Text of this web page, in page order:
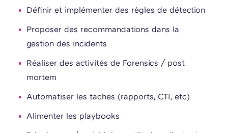
Définir et implémenter des règles de détection
Proposer des recommandations dans la
gestion des incidents
Réaliser des activités de Forensics / post
mortem
Automatiser les taches (rapports, CTI, etc)
Alimenter les playbooks